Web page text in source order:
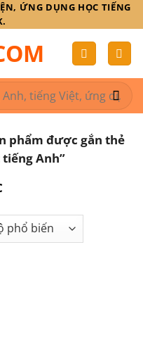
ỨNG DỤNG HỌC TIẾNG
phẩm được gắn thẻ
Anh”